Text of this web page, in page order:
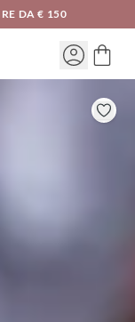
DA € 150